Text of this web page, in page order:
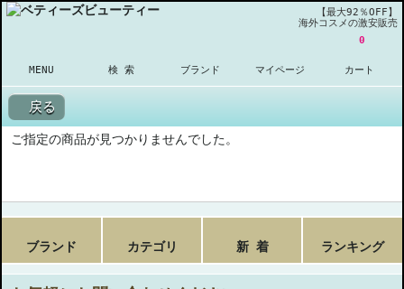
【最大92％OFF】
海外コスメの激安販売
MENU 検 索 ブランド マイページ
0
カート
戻る
ご指定の商品が見つかりませんでした。
ブランド カテゴリ 新 着 ランキング